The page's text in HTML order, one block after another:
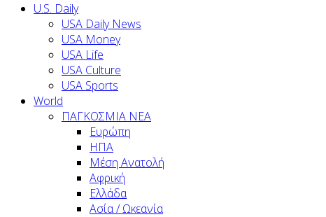
U.S. Daily
USA Daily News
USA Money
USA Life
USA Culture
USA Sports
World
ΠΑΓΚΟΣΜΙΑ ΝΕΑ
Ευρώπη
ΗΠΑ
Μέση Ανατολή
Αφρική
Ελλάδα
Ασία / Ωκεανία